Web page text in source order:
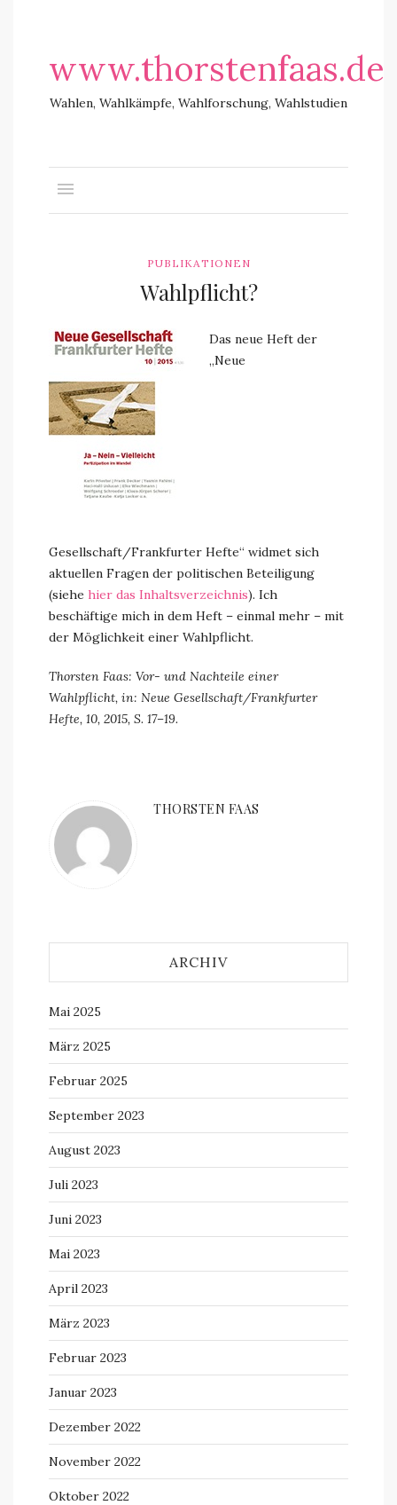
www.thorstenfaas.de
Wahlen, Wahlkämpfe, Wahlforschung, Wahlstudien
PUBLIKATIONEN
Wahlpflicht?
Das neue Heft der
„Neue
Gesellschaft/Frankfurter Hefte“ widmet sich
aktuellen Fragen der politischen Beteiligung
(siehe hier das Inhaltsverzeichnis). Ich
beschäftige mich in dem Heft – einmal mehr – mit
der Möglichkeit einer Wahlpflicht.
Thorsten Faas: Vor- und Nachteile einer
Wahlpflicht, in: Neue Gesellschaft/Frankfurter
Hefte, 10, 2015, S. 17–19.
THORSTEN FAAS
ARCHIV
Mai 2025
März 2025
Februar 2025
September 2023
August 2023
Juli 2023
Juni 2023
Mai 2023
April 2023
März 2023
Februar 2023
Januar 2023
Dezember 2022
November 2022
Oktober 2022